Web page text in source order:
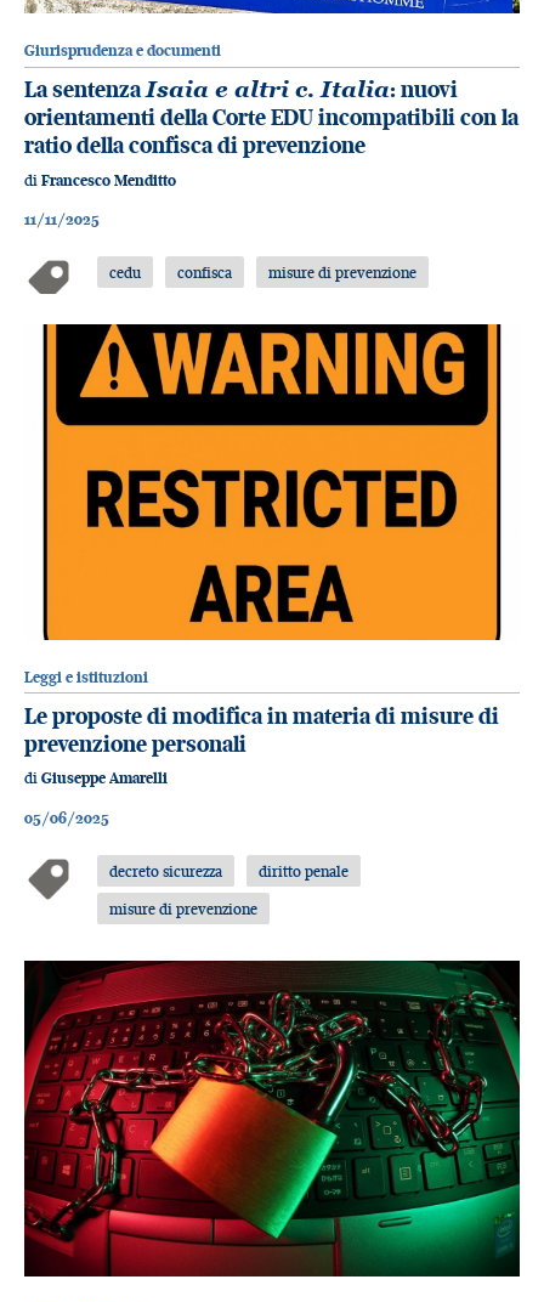
Giurisprudenza e documenti
La sentenzaIsaia e altri c. Italia: nuovi
orientamenti della Corte EDU incompatibili con la
ratio della confisca di prevenzione
di Francesco Menditto
11/11/2025
cedu confisca misure di prevenzione
Leggi e istituzioni
Le proposte di modifica in materia di misure di
prevenzione personali
di Giuseppe Amarelli
05/06/2025
decreto sicurezza
diritto penale
misure di prevenzione